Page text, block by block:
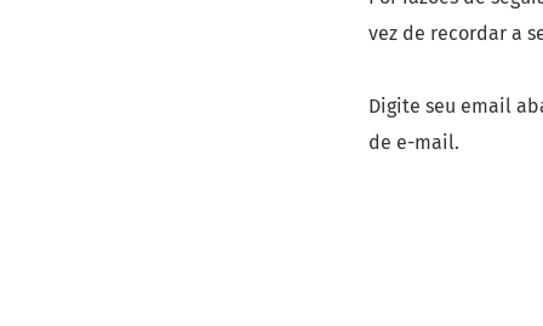
vez de recordar a
Digite seu email
de e-mail.